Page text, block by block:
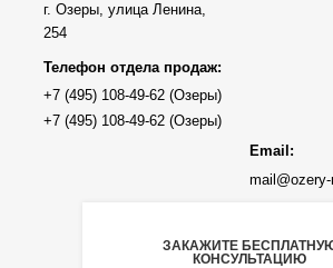
г. Озеры, улица Ленина,
254
Телефон отдела продаж:
Email:
ЗАКАЖИТЕ
КОНСУЛЬТАЦИЮ